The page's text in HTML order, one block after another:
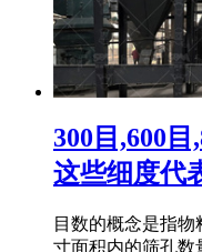
300目,600目
这些细度代
目数的概念是指
寸面积内的筛孔数